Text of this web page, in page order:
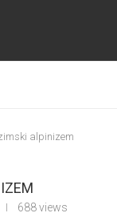
alpinizem
688views